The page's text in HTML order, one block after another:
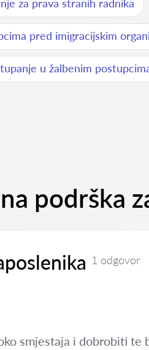
za prava stranih radnika
pred imigracijskim
u žalbenim
podrška
1 odgovor
smjestaja i dobrobiti